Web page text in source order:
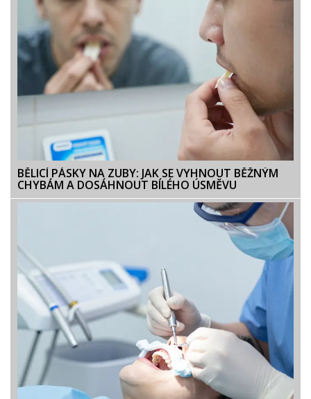
BĚLICÍ PÁSKY NA ZUBY: JAK SE VYHNOUT BĚŽNÝM
CHYBÁM A DOSÁHNOUT BÍLÉHO ÚSMĚVU